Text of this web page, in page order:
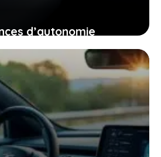
d’autonomie
tesla model y qui vont
regard sur la voiture